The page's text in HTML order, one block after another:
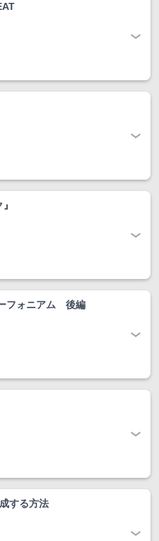
フォニアム 後編
する方法